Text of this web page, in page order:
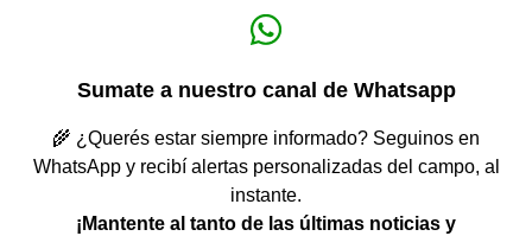
Sumate a nuestro canal de Whatsapp
🌾 ¿Querés estar siempre informado? Seguinos en
WhatsApp y recibí alertas personalizadas del campo, al
instante.
¡Mantente al tanto de las últimas noticias y